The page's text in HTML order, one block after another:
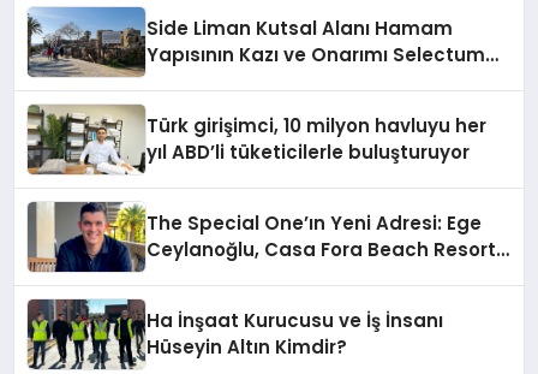
Side Liman Kutsal Alanı Hamam
Yapısının Kazı ve Onarımı Selectum
Türk girişimci, 10 milyon havluyu her
yıl ABD’li tüketicilerle buluşturuyor
The Special One’ın Yeni Adresi: Ege
Ceylanoğlu, Casa Fora Beach Resort
Ha İnşaat Kurucusu ve İş İnsanı
Hüseyin Altın Kimdir?